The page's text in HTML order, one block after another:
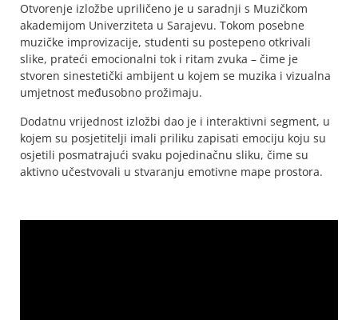
Otvorenje izložbe upriličeno je u saradnji s Muzičkom
akademijom Univerziteta u Sarajevu. Tokom posebne
muzičke improvizacije, studenti su postepeno otkrivali
slike, prateći emocionalni tok i ritam zvuka – čime je
stvoren sinestetički ambijent u kojem se muzika i vizualna
umjetnost međusobno prožimaju.
Dodatnu vrijednost izložbi dao je i interaktivni segment, u
kojem su posjetitelji imali priliku zapisati emociju koju su
osjetili posmatrajući svaku pojedinačnu sliku, čime su
aktivno učestvovali u stvaranju emotivne mape prostora.